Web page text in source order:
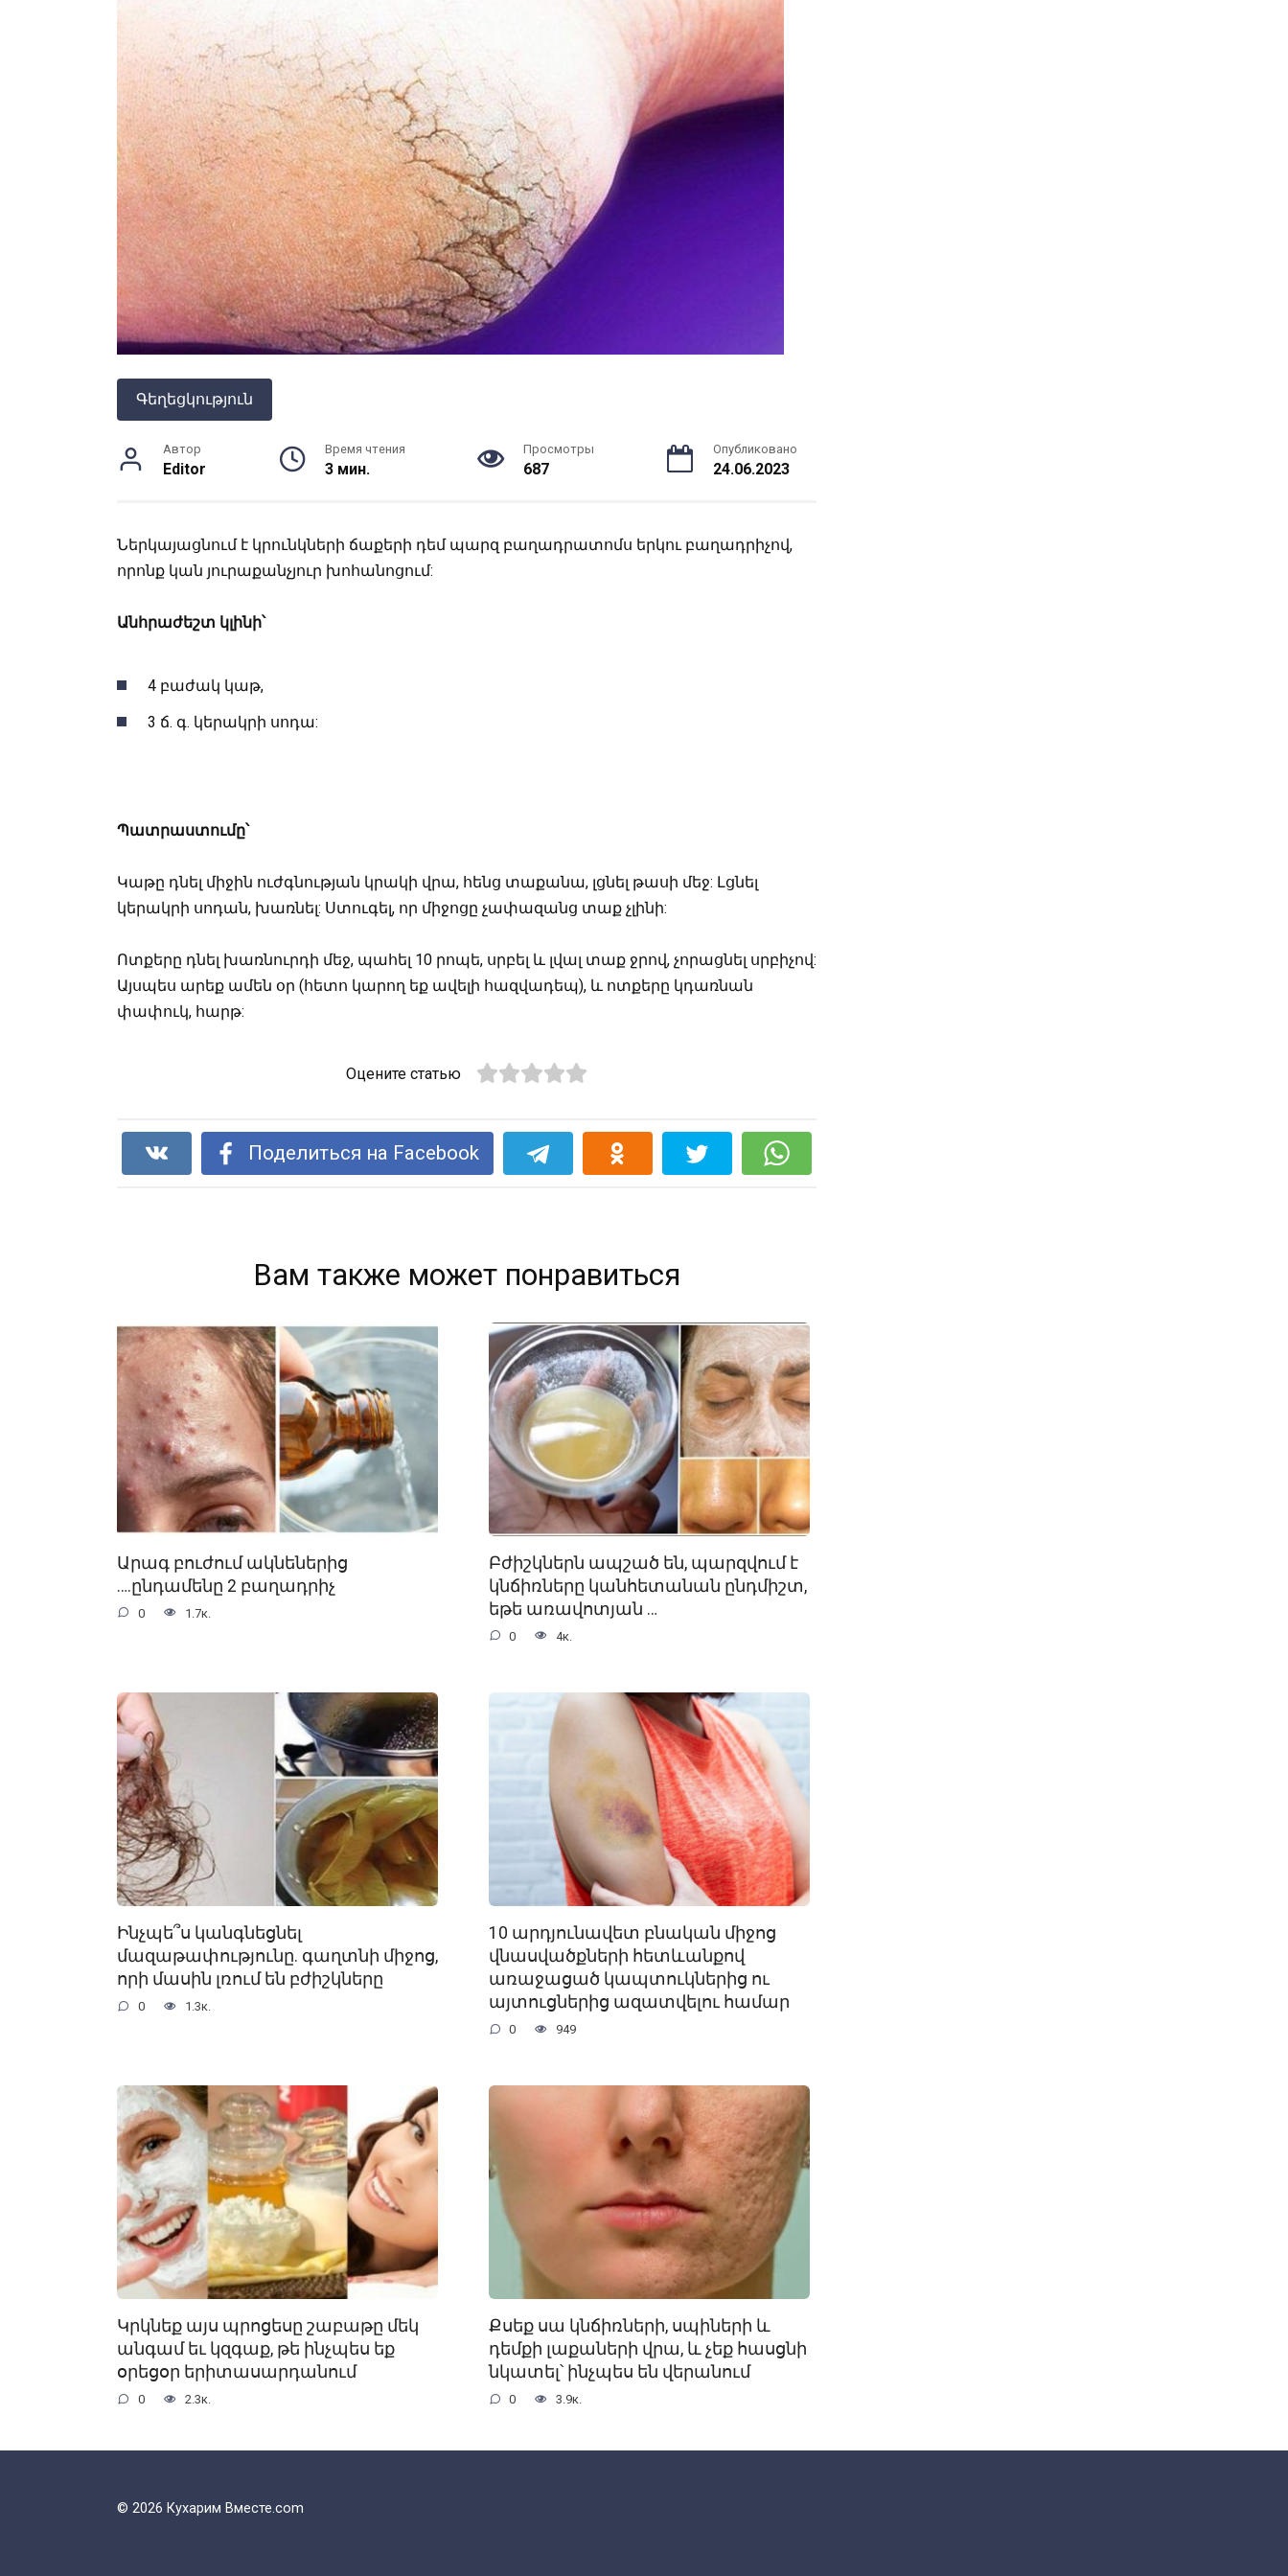
Գեղեցկություն
Автор
Editor
Время чтения
3 мин.
Просмотры
687
Опубликовано
24.06.2023
Ներկայացնում է կրունկների ճաքերի դեմ պարզ բաղադրատոմս երկու բաղադրիչով,
որոնք կան յուրաքանչյուր խոհանոցում:
Անհրաժեշտ կլինի՝
4 բաժակ կաթ,
3 ճ. գ. կերակրի սոդա:
Պատրաստումը՝
Կաթը դնել միջին ուժգնության կրակի վրա, հենց տաքանա, լցնել թասի մեջ: Լցնել
կերակրի սոդան, խառնել: Ստուգել, որ միջոցը չափազանց տաք չլինի:
Ոտքերը դնել խառնուրդի մեջ, պահել 10 րոպե, սրբել և լվալ տաք ջրով, չորացնել սրբիչով:
Այսպես արեք ամեն օր (հետո կարող եք ավելի հազվադեպ), և ոտքերը կդառնան
փափուկ, հարթ:
Оцените статью
Поделиться на Facebook
Вам также может понравиться
Արագ բուժում ակնեներից
….ընդամենը 2 բաղադրիչ
0 1.7к.
Բժիշկներն ապշած են, պարզվում է
կնճիռները կանհետանան ընդմիշտ,
եթե առավոտյան …
0 4к.
Ինչպե՞ս կանգնեցնել
մազաթափությունը. գաղտնի միջոց,
որի մասին լռում են բժիշկները
0 1.3к.
10 արդյունավետ բնական միջոց
վնասվածքների հետևանքով
առաջացած կապտուկներից ու
այտուցներից ազատվելու համար
0 949
Կրկնեք այս պրոցեսը շաբաթը մեկ
անգամ եւ կզգաք, թե ինչպես եք
օրեցօր երիտասարդանում
0 2.3к.
Քսեք սա կնճիռների, սպիների և
դեմքի լաքաների վրա, և չեք հասցնի
նկատել՝ ինչպես են վերանում
0 3.9к.
© 2026 Кухарим Вместе.com